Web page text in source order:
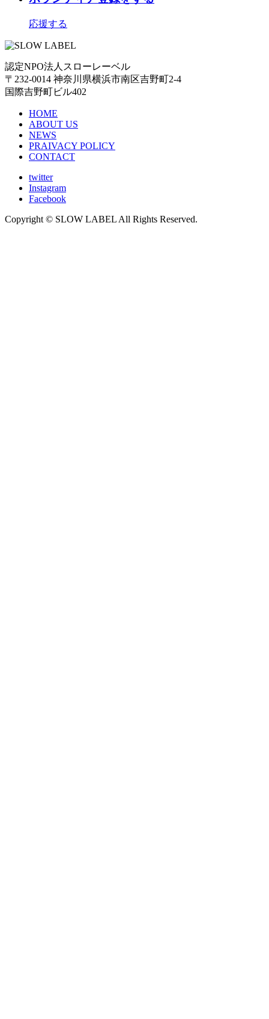
応援する
認定NPO法人スローレーベル
〒232-0014 神奈川県横浜市南区吉野町2-4
国際吉野町ビル402
HOME
ABOUT US
NEWS
PRAIVACY POLICY
CONTACT
twitter
Instagram
Facebook
Copyright © SLOW LABEL All Rights Reserved.